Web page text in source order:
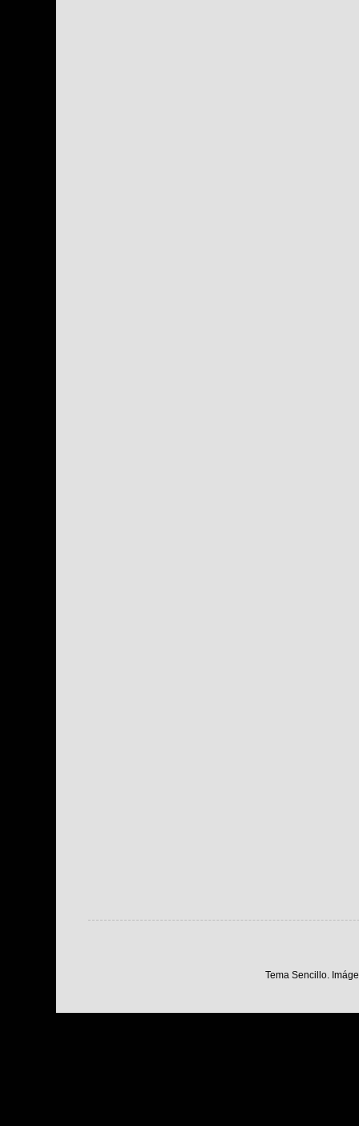
Tema Sencillo.